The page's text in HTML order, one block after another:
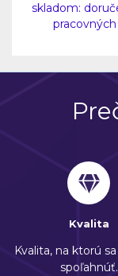
skladom:
Kvalita
Kvalita, na ktorú
spoľahnúť.